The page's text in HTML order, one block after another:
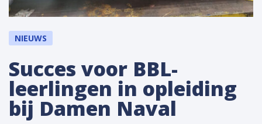
NIEUWS
Succes voor BBL-
leerlingen in opleiding
bij Damen Naval